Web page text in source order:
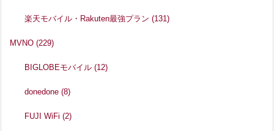
楽天モバイル・Rakuten最強プラン(131)
MVNO (229)
BIGLOBEモバイル(12)
donedone(8)
FUJI WiFi(2)